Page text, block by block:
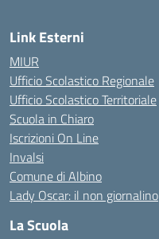
Link Esterni
MIUR
Ufficio Scolastico Regionale
Ufficio Scolastico Territoriale
Scuola in Chiaro
Iscrizioni On Line
Invalsi
Comune di Albino
Lady Oscar: il non giornalino
La Scuola